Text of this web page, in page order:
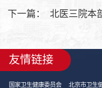
下一篇： 北医三院本
友情链接
国家卫生健康委员会 北京市卫生